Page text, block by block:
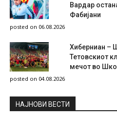
Вардар
Фабијани
posted on 06.08.2026
Хиберниан –
Тетовскиот
мечот во
posted on 04.08.2026
НAЈНОВИ ВЕСТИ